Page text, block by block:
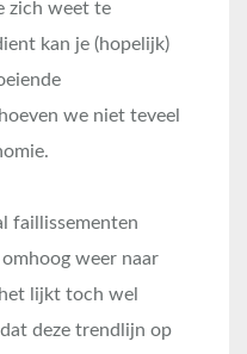
zich weet te
kan je (hopelijk)
we niet teveel
faillissementen
weer naar
lijkt toch wel
deze trendlijn op